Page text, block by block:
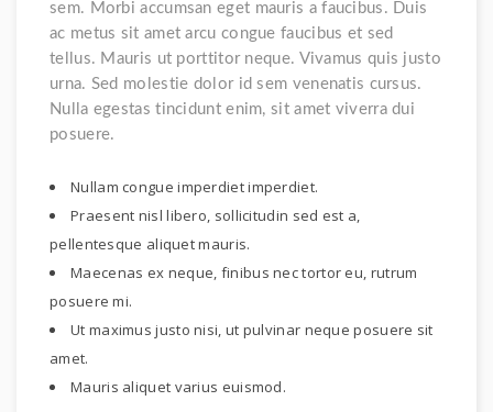
sem. Morbi accumsan eget mauris a faucibus. Duis
ac metus sit amet arcu congue faucibus et sed
tellus. Mauris ut porttitor neque. Vivamus quis justo
urna. Sed molestie dolor id sem venenatis cursus.
Nulla egestas tincidunt enim, sit amet viverra dui
posuere.
Nullam congue imperdiet imperdiet.
Praesent nisl libero, sollicitudin sed est a,
pellentesque aliquet mauris.
Maecenas ex neque, finibus nec tortor eu, rutrum
posuere mi.
Ut maximus justo nisi, ut pulvinar neque posuere sit
amet.
Mauris aliquet varius euismod.